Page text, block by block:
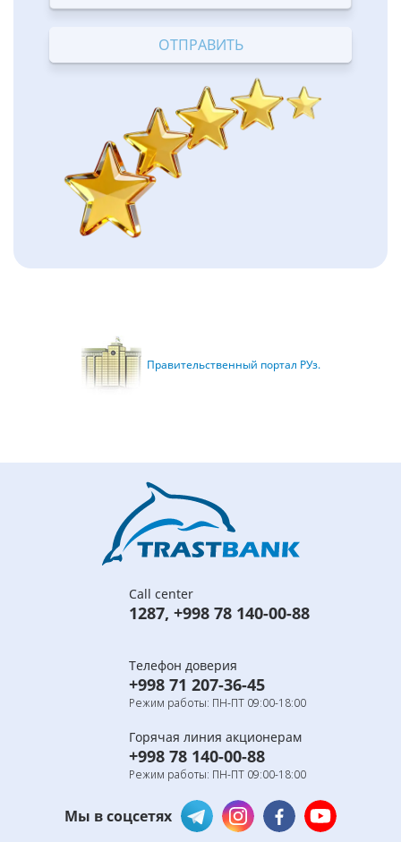
TerribleBad
OK
Good Excellent
Правительственный портал РУз.
Call center
1287, +998 78 140-00-88
Телефон доверия
+998 71 207-36-45
Режим работы: ПН-ПТ 09:00-18:00
Горячая линия акционерам
+998 78 140-00-88
Режим работы: ПН-ПТ 09:00-18:00
Мы в соцсетях